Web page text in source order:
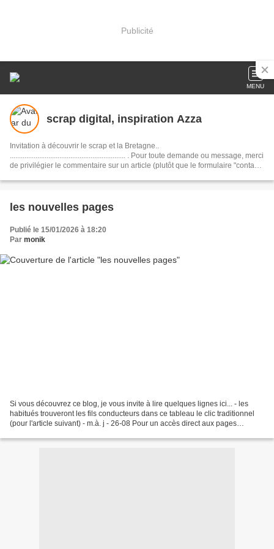
Publicité
MENU
scrap digital, inspiration Azza
Invitation à découvrir le scrap et la Bretagne..
............................................................... . Pour toute demande ou message, merci
de privilégier le commentaire sur un article (plutôt que le formulaire "contact",
d'accueil. Je vous souhaite une belle journée :)
les nouvelles pages
Publié le 15/01/2026 à 18:20
Par monik
Si vous découvrez ce blog, je vous invite à lire quelques lignes ici... - les
habitués trouveront les fils conducteurs dans ce tableau le clic traditionnel
(pour l'article suivant) - m.à. j - 26-08 Pour un accès direct aux pages